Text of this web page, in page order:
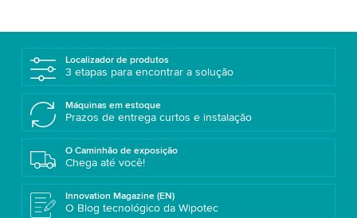
Localizador de produtos
3 etapas para encontrar a solução
Máquinas em estoque
Prazos de entrega curtos e instalação
O Caminhão de exposição
Chega até você!
Innovation Magazine (EN)
O Blog tecnológico da Wipotec